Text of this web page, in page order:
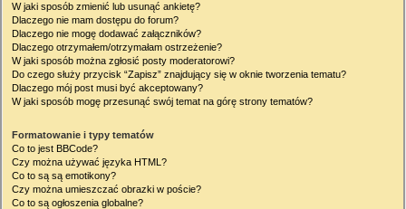
W jaki sposób zmienić lub usunąć ankietę?
Dlaczego nie mam dostępu do forum?
Dlaczego nie mogę dodawać załączników?
Dlaczego otrzymałem/otrzymałam ostrzeżenie?
W jaki sposób można zgłosić posty moderatorowi?
Do czego służy przycisk “Zapisz” znajdujący się w oknie tworzenia tematu?
Dlaczego mój post musi być akceptowany?
W jaki sposób mogę przesunąć swój temat na górę strony tematów?
Formatowanie i typy tematów
Co to jest BBCode?
Czy można używać języka HTML?
Co to są są emotikony?
Czy można umieszczać obrazki w poście?
Co to są ogłoszenia globalne?